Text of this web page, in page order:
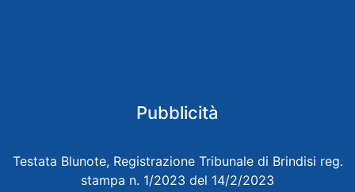
Pubblicità
Testata Blunote, Registrazione Tribunale di Brindisi reg.
stampa n. 1/2023 del 14/2/2023